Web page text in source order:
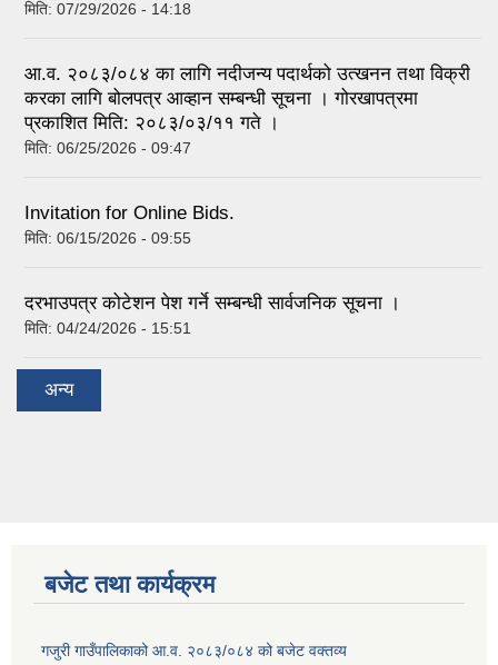
मिति: 07/29/2026 - 14:18
आ.व. २०८३/०८४ का लागि नदीजन्य पदार्थको उत्खनन तथा विक्री
करका लागि बोलपत्र आव्हान सम्बन्धी सूचना । गोरखापत्रमा
प्रकाशित मिति: २०८३/०३/११ गते ।
मिति: 06/25/2026 - 09:47
Invitation for Online Bids.
मिति: 06/15/2026 - 09:55
दरभाउपत्र कोटेशन पेश गर्ने सम्बन्धी सार्वजनिक सूचना ।
मिति: 04/24/2026 - 15:51
अन्य
बजेट तथा कार्यक्रम
गजुरी गाउँपालिकाको आ.व. २०८३/०८४ को बजेट वक्तव्य